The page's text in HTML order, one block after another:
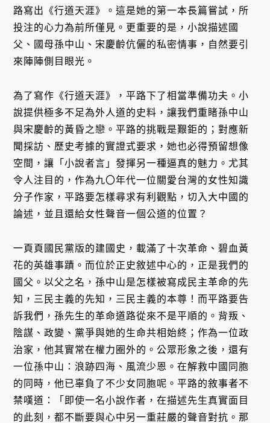
路寫出《行道天涯》。這是她的第一本長篇嘗試，所
投注的心力為前所僅見。更重要的是，小說描述國
父、國母孫中山、宋慶齡伉儷的私密情事，自然要引
來陣陣側目眼光。
為了寫作《行道天涯》，平路下了相當準備功夫。小
說提供極多不足為外人道的史料，讓我們重睹孫中山
與宋慶齡的黃昏之戀。平路的挑戰是艱鉅的；對應新
聞採訪、歷史考據的實證式要求，她也必得預留想像
空間，讓「小說者言」發揮另一種逼真的魅力。尤其
令人注目的，作為九〇年代一位關愛台灣的女性知識
分子作家，平路要怎樣尋求有利觀點，切入大中國的
論述，並且還給女性聲音一個公道的位置？
一頁頁國民黨版的建國史，載滿了十次革命、碧血黃
花的英雄事蹟。而位於正史敘述中心的，正是我們的
國父。以父之名，孫中山是怎樣被寫成民主革命的先
知，三民主義的先知，三民主義的本尊！而平路要告
訴我們，孫先生的革命道路從來不是平順的。背叛、
陰謀、政變、黨爭與她的生命共相始終；作為一位政
治家，他其實常在權力圈外的。公眾形象之後，還有
一位孫中山：浪跡四海、風流少恩。在解救中國同胞
的同時，他已辜負了不少女同胞呢。平路的敘事者不
禁嘆道：「即使一名小說作者，在描述先生真實面目
的此刻，都不斷要與心中另一重莊嚴的聲音對抗。那